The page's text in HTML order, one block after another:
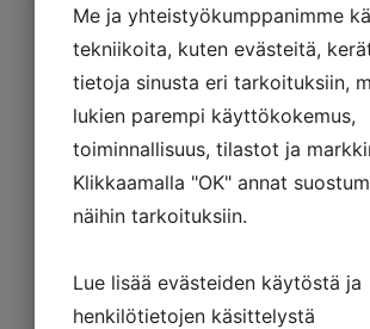
Me ja yhteistyökumppanimme
tekniikoita, kuten evästeitä,
tietoja sinusta eri tarkoituksiin,
lukien parempi käyttökokemus,
toiminnallisuus, tilastot ja
Klikkaamalla "OK" annat
näihin tarkoituksiin.
Lue lisää evästeiden käytöstä ja
henkilötietojen käsittelystä